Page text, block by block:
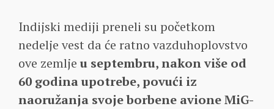
Indijski mediji preneli su početkom
nedelje vest da će ratno vazduhoplovstvo
ove zemlje u septembru, nakon više od
60 godina upotrebe, povući iz
naoružanja svoje borbene avione MiG-